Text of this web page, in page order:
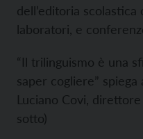
dell’editoria scolastica
laboratori, e
“Il trilinguismo è una
saper cogliere”
Luciano Covi,
sotto)